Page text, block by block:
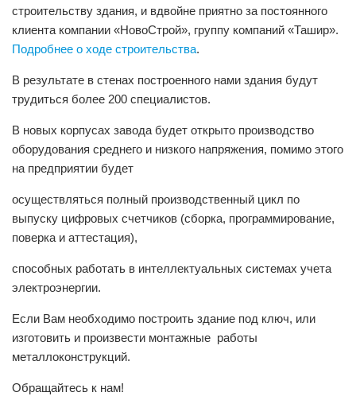
строительству здания, и вдвойне приятно за постоянного
клиента компании «НовоСтрой», группу компаний «Ташир».
Подробнее о ходе строительства.
В результате в стенах построенного нами здания будут
трудиться более 200 специалистов.
В новых корпусах завода будет открыто производство
оборудования среднего и низкого напряжения, помимо этого
на предприятии будет
осуществляться полный производственный цикл по
выпуску цифровых счетчиков (сборка, программирование,
поверка и аттестация),
способных работать в интеллектуальных системах учета
электроэнергии.
Если Вам необходимо построить здание под ключ, или
изготовить и произвести монтажные работы
металлоконструкций.
Обращайтесь к нам!